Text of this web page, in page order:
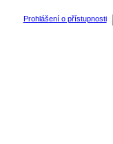
Prohlášení o přístupnosti